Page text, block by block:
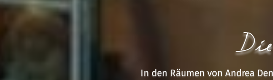
In den Räumen von Andrea